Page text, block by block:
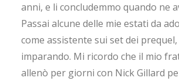
anni, e li concludemmo quando ne
Passai alcune delle mie estati da
come assistente sui set dei
imparando. Mi ricordo che il mio
allenò per giorni con Nick Gillard